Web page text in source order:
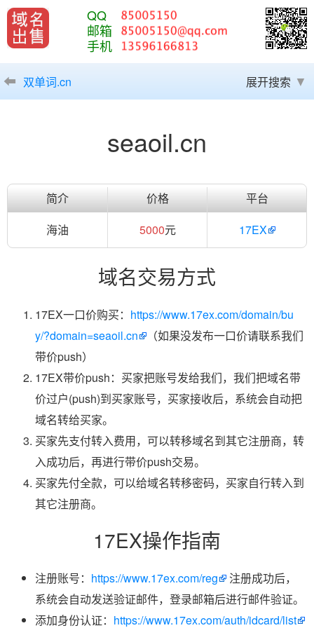
QQ
邮箱
手机
双单词.cn 展开搜索
seaoil.cn
简介 价格
平台
海油
5000元 17EX
域名交易方式
17EX一口价购买： https://www.17ex.com/domain/bu
y/?domain=seaoil.cn
（如果没发布一口价请联系我们
带价push）
17EX带价push：买家把账号发给我们，我们把域名带
价过户(push)到买家账号，买家接收后，系统会自动把
域名转给买家。
买家先支付转入费用，可以转移域名到其它注册商，转
入成功后，再进行带价push交易。
买家先付全款，可以给域名转移密码，买家自行转入到
其它注册商。
17EX操作指南
注册账号： https://www.17ex.com/reg
注册成功后，
系统会自动发送验证邮件，登录邮箱后进行邮件验证。
添加身份认证： https://www.17ex.com/auth/idcard/list